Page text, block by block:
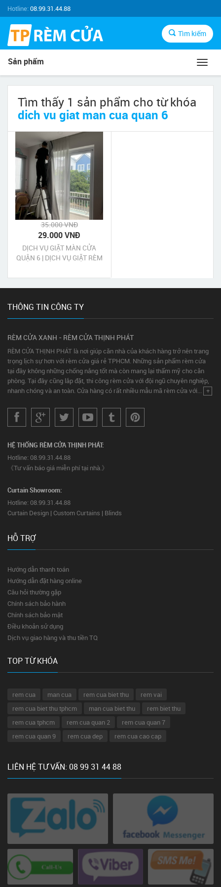
Hotline:08.99.31.44.88
Tìm kiếm
Sản phẩm
Tìm thấy 1 sản phẩm cho từ khóa
dich vu giat man cua quan 6
35.000 VNĐ
29.000 VNĐ
DỊCH VỤ GIẶT MÀN CỬA
QUẬN 6 | DỊCH VỤ GIẶT RÈM
THÔNG TIN CÔNG TY
RÈM CỬA XANH - RÈM CỬA THỊNH PHÁT
RÈM CỬA THỊNH PHÁT là nơi giúp căn nhà của khách hàng trở nên trang
trọng lịch sự hơn với rèm cửa giá rẻ TPHCM. Những sản phẩm rèm cửa
tại đây không những chống nắng tốt mà còn mang lại thẩm mỹ cho căn
phòng. Tại đây cũng lắp đặt, thi công rèm cửa với đội ngũ chuyên nghiệp,
nhanh chóng và an toàn. Cửa hàng có rất nhiều mẫu mã rèm cửa với... +
HỆ THỐNG RÈM CỬA THỊNH PHÁT:
Hotline: 08.99.31.44.88
《Tư vấn báo giá miễn phí tại nhà.》
Curtain Showroom:
Hotline: 08.99.31.44.88
Curtain Design | Custom Curtains | Blinds
HỖ TRỢ
Hướng dẫn thanh toán
Hướng dẫn đặt hàng online
Câu hỏi thường gặp
Chính sách bảo hành
Chính sách bảo mật
Điều khoản sử dụng
Dịch vụ giao hàng và thu tiền TQ
TOP TỪ KHÓA
rem cua man cua rem cua biet thu
rem vai
rem cua biet thu tphcm
man cua biet thu
rem biet thu
rem cua tphcm
rem cua quan 2
rem cua quan 7
rem cua quan 9
rem cua dep rem cua cao cap
LIÊN HỆ TƯ VẤN: 08 99 31 44 88